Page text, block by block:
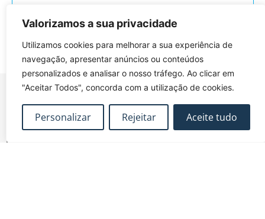
Valorizamos a sua privacidade
Utilizamos cookies para melhorar a sua experiência de
navegação, apresentar anúncios ou conteúdos
personalizados e analisar o nosso tráfego. Ao clicar em
"Aceitar Todos", concorda com a utilização de cookies.
Personalizar Rejeitar Aceite tudo
FUNDEC – Associação para a Formação e o